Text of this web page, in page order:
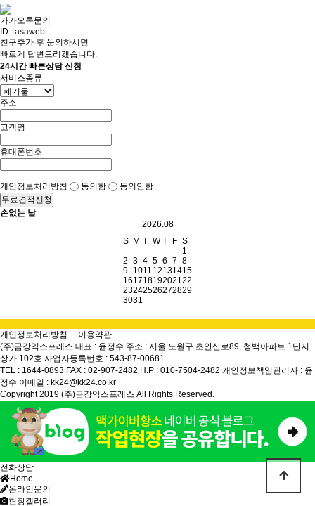
카카오톡문의
ID : asaweb
친구추가 후 문의하시면
빠르게 답변드리겠습니다.
24시간 빠른상담 신청
서비스종류
주소
고객명
휴대폰번호
개인정보처리방침 동의함
동의안함
무료견적신청
손없는 날
2026.08
S M T W T F S
1
2 3 4 5 6 7 8
9 1011 12131415
161718192021 22
23242526272829
3031
개인정보처리방침
이용약관
(주)금강익스프레스 대표 : 윤정수 주소 : 서울 노원구 초안산로89, 청백아파트 1단지
상가 102호 사업자등록번호 : 543-87-00681
TEL : 1644-0893 FAX : 02-907-2482 H.P : 010-7504-2482 개인정보책임관리자 : 윤
정수 이메일 : kk24@kk24.co.kr
Copyright 2019 (주)금강익스프레스 All Rights Reserved.
전화상담
Home
온라인문의
현장갤러리